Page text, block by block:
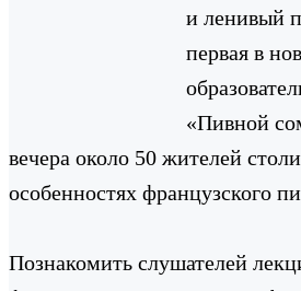
и ленивый
первая в
«Пивной
вечера около 50 жителей
особенностях французского
Познакомить слушателей